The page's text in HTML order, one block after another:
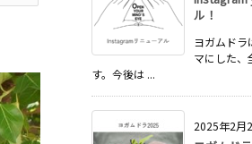
ル！
ヨガムド
マにした、
す。今後は ...
2025年2月